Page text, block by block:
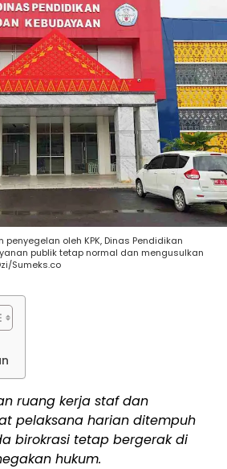
oleh KPK, Dinas Pendidikan
publik tetap normal dan mengusulkan
Sumeks.co
ruang kerja staf dan
pelaksana harian ditempuh
birokrasi tetap bergerak di
hukum.